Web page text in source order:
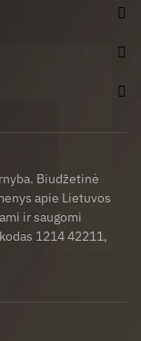
Biudžetinė
apie Lietuvos
ir saugomi
1214 42211,